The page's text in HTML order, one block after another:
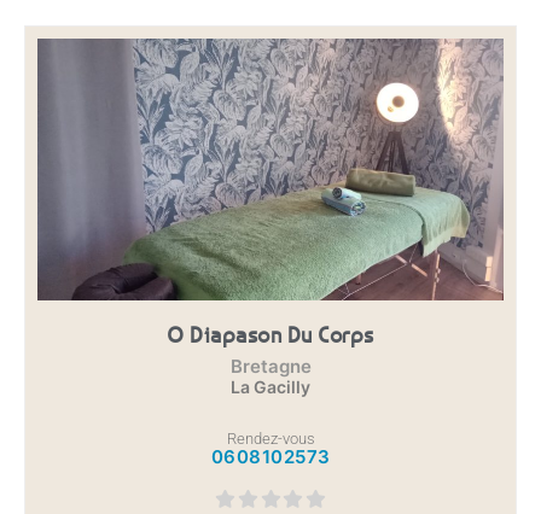
O Diapason Du Corps
Bretagne
La Gacilly
Rendez-vous
0608102573